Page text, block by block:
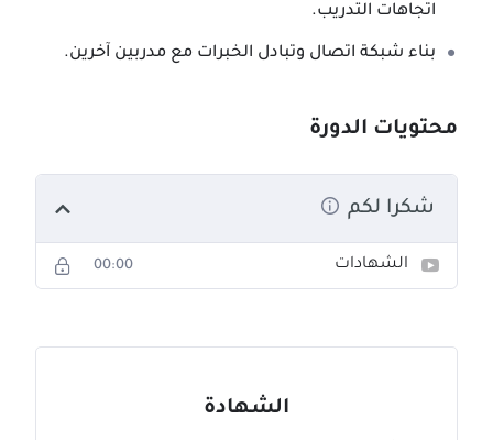
اتجاهات التدريب.
بناء شبكة اتصال وتبادل الخبرات مع مدربين آخرين.
محتويات الدورة
شكرا لكم
الشهادات 00:00
الشهادة